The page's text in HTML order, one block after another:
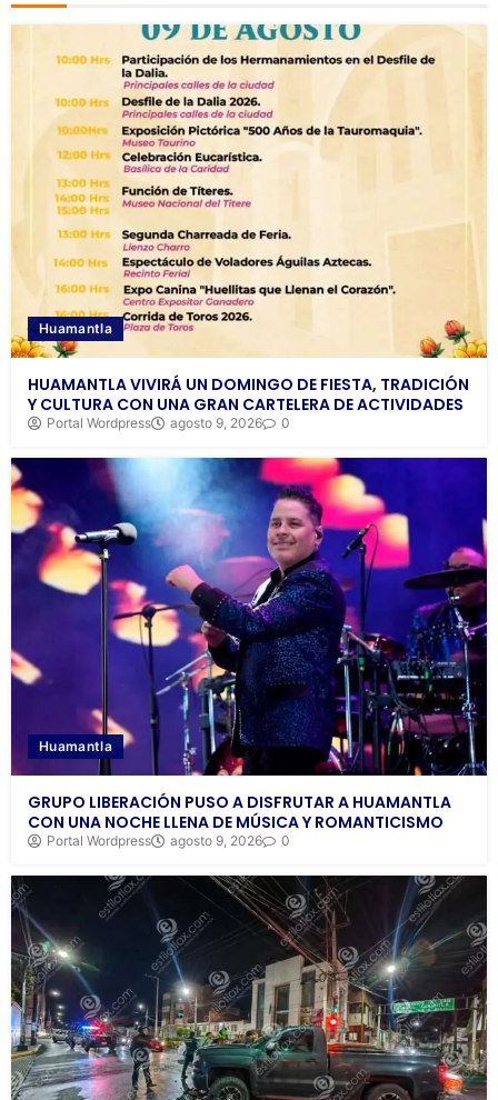
Huamantla
HUAMANTLA VIVIRÁ UN DOMINGO DE FIESTA, TRADICIÓN
Y CULTURA CON UNA GRAN CARTELERA DE ACTIVIDADES
Portal Wordpress agosto 9, 2026 0
Huamantla
GRUPO LIBERACIÓN PUSO A DISFRUTAR A HUAMANTLA
CON UNA NOCHE LLENA DE MÚSICA Y ROMANTICISMO
Portal Wordpress agosto 9, 2026 0